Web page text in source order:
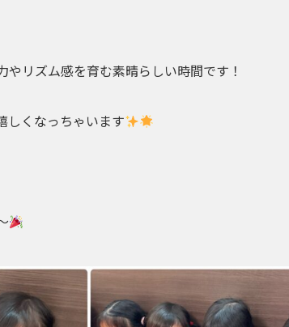
リズム感を育む素晴らしい時間です！
しくなっちゃいます